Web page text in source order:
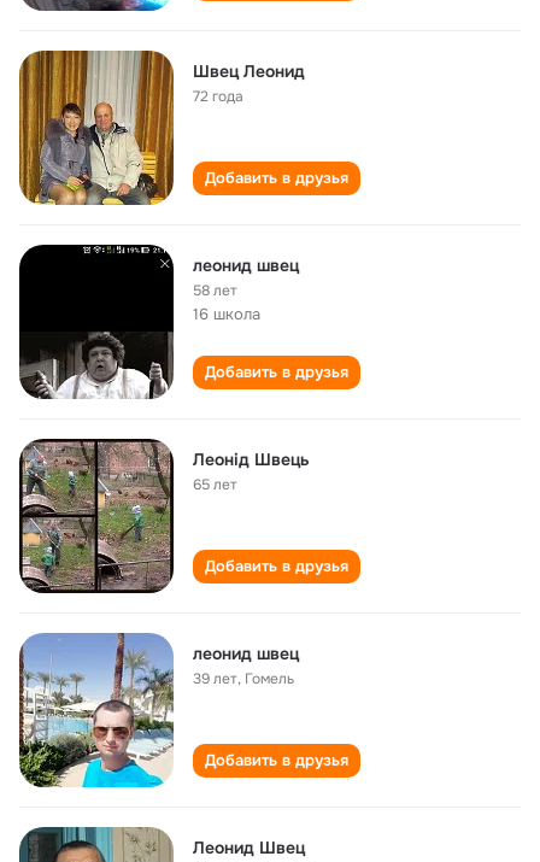
Швец Леонид
72 года
Добавить в друзья
леонид швец
58 лет
16 школа
Добавить в друзья
Леонід Швець
65 лет
Добавить в друзья
леонид швец
39 лет, Гомель
Добавить в друзья
Леонид Швец